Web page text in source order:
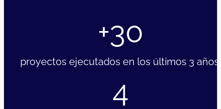
+30
proyectos ejecutados en los últimos 3 años.
4